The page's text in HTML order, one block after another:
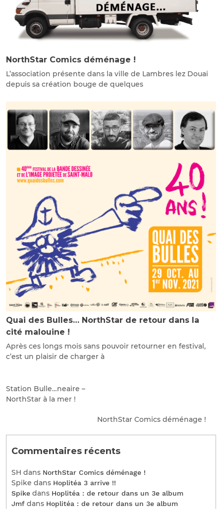
NorthStar Comics déménage !
L’association présente dans la ville de Lambres lez Douai
depuis sa création bouge de quelques
Quai des Bulles… NorthStar de retour dans la
cité malouine !
Après ces longs mois sans pouvoir retourner en festival,
c’est un plaisir de charger à
Station Bulle…neaire –
NorthStar à la mer !
NorthStar Comics déménage !
Commentaires récents
SH dans NorthStar Comics déménage !
Spike dans Hoplitéa 3 arrive !!
Spike dans Hoplitéa : de retour dans un 3e album
Jmf dans Hoplitéa : de retour dans un 3e album